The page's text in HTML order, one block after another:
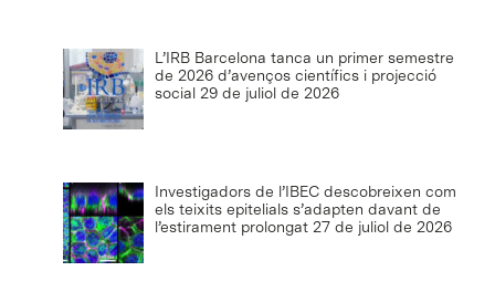
L’IRB Barcelona tanca un primer semestre
de 2026 d’avenços científics i projecció
social 29 de juliol de 2026
Investigadors de l’IBEC descobreixen com
els teixits epitelials s’adapten davant de
l’estirament prolongat 27 de juliol de 2026